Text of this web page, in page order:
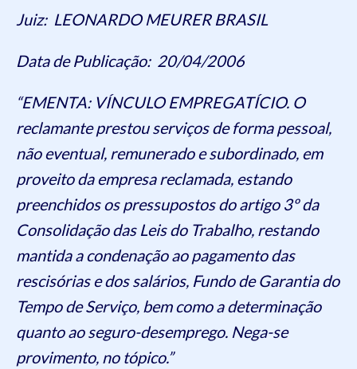
Juiz: LEONARDO MEURER BRASIL
Data de Publicação: 20/04/2006
“EMENTA: VÍNCULO EMPREGATÍCIO. O
reclamante prestou serviços de forma pessoal,
não eventual, remunerado e subordinado, em
proveito da empresa reclamada, estando
preenchidos os pressupostos do artigo 3º da
Consolidação das Leis do Trabalho, restando
mantida a condenação ao pagamento das
rescisórias e dos salários, Fundo de Garantia do
Tempo de Serviço, bem como a determinação
quanto ao seguro-desemprego. Nega-se
provimento, no tópico.”